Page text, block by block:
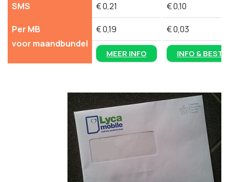
SMS
Per MB
voor maandbundel
€ 0,21
€ 0,19
MEER INFO
€ 0,10
€ 0,03
INFO &